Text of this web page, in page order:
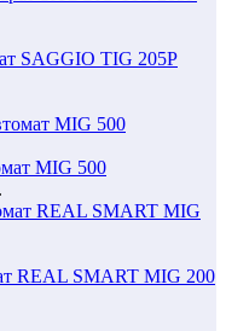
SAGGIO TIG 205P
MIG 500
REAL SMART MIG 200